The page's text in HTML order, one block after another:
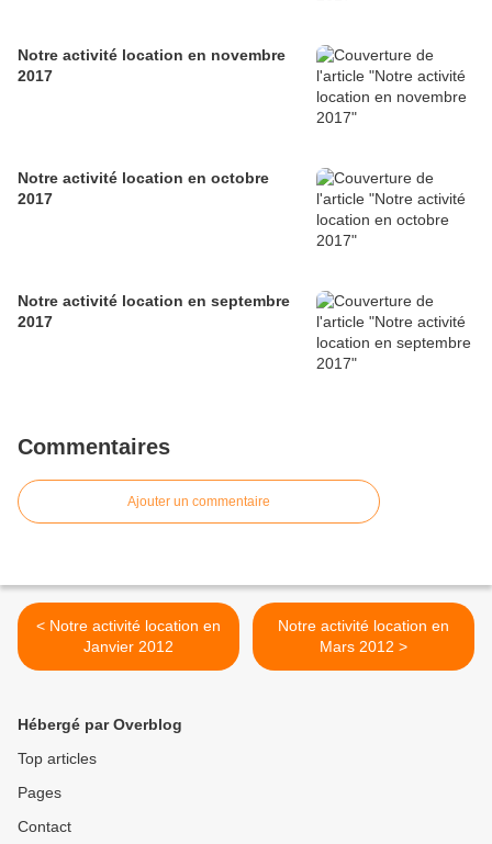
Notre activité location en novembre
2017
Notre activité location en octobre
2017
Notre activité location en septembre
2017
Commentaires
Ajouter un commentaire
< Notre activité location en
Janvier 2012
Notre activité location en
Mars 2012 >
Hébergé par Overblog
Top articles
Pages
Contact